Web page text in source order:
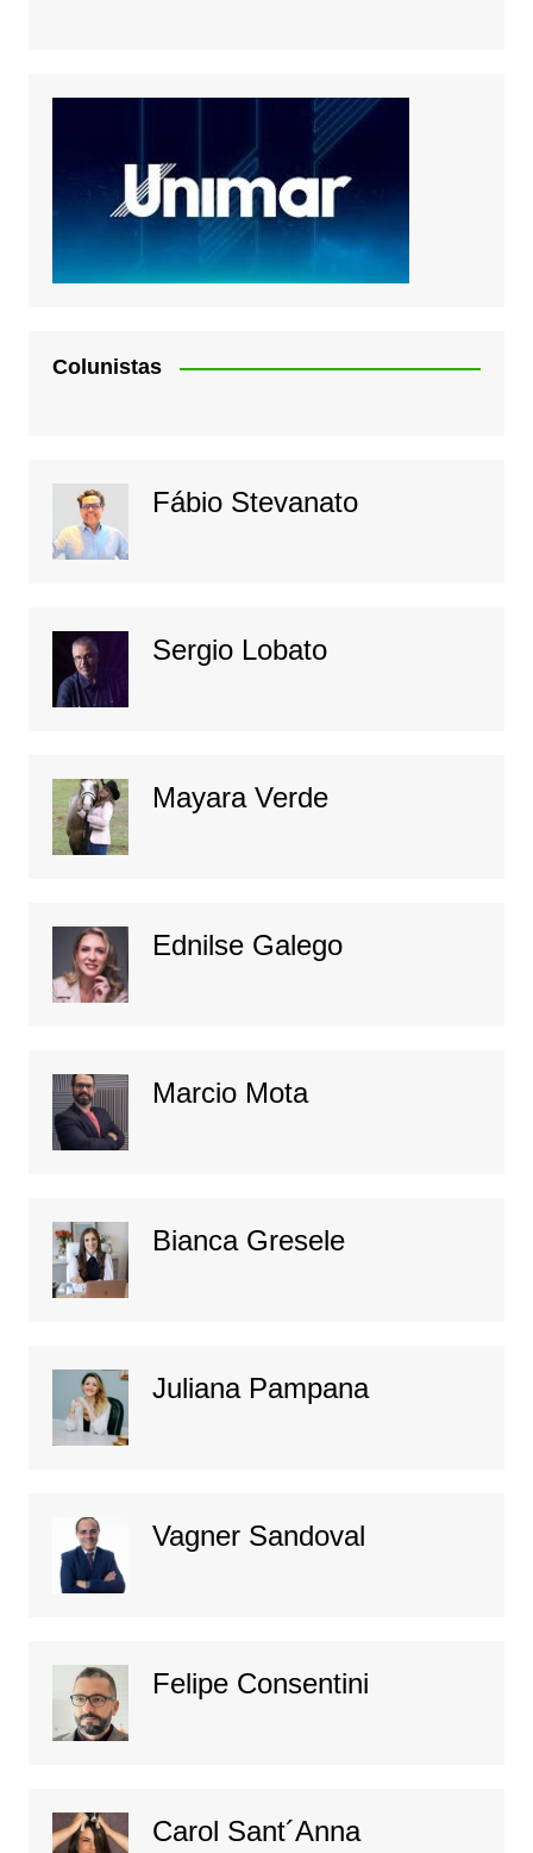
Colunistas
Fábio Stevanato
Sergio Lobato
Mayara Verde
Ednilse Galego
Marcio Mota
Bianca Gresele
Juliana Pampana
Vagner Sandoval
Felipe Consentini
Carol Sant´Anna